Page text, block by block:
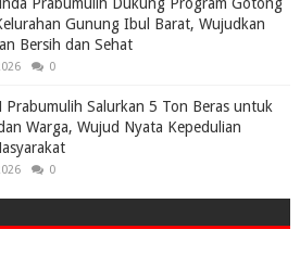
Gunung Ibul Barat, Wujudkan
Bersih dan Sehat
0
Prabumulih Salurkan 5 Ton Beras untuk
Warga, Wujud Nyata Kepedulian
0